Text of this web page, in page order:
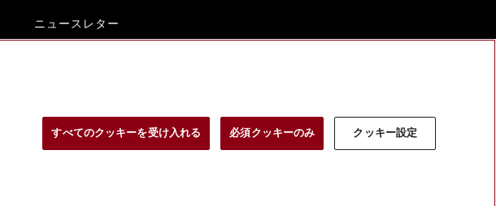
ニュースレター
すべてのクッキーを受け入れる 必須クッキーのみ クッキー設定